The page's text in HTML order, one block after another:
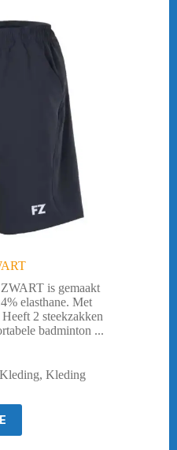
is gemaakt
elasthane. Met
2 steekzakken
badminton ...
Kleding, Kleding